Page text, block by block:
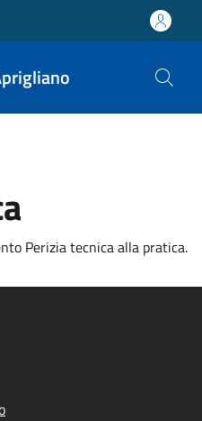
Perizia tecnica alla pratica.